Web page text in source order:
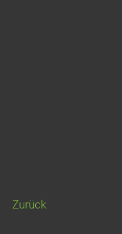
Zurück